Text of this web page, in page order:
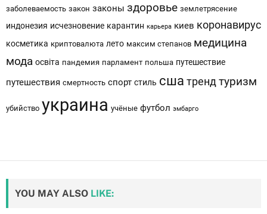
заболеваемость закон законы здоровье землетрясение
индонезия исчезновение карантин карьера киев коронавирус
косметика криптовалюта лето максим степанов медицина
мода освіта пандемия парламент польша путешествие
путешествия смертность спорт стиль сша тренд туризм
убийство украина учёные футбол эмбарго
YOU MAY ALSO LIKE: